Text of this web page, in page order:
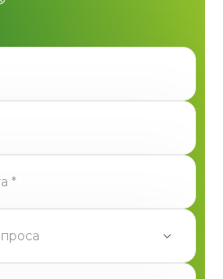
отправлена